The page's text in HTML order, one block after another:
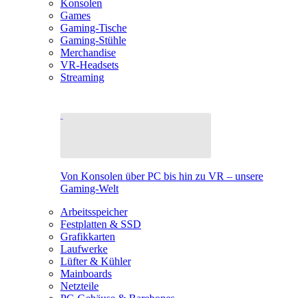
Konsolen
Games
Gaming-Tische
Gaming-Stühle
Merchandise
VR-Headsets
Streaming
Von Konsolen über PC bis hin zu VR – unsere
Gaming-Welt
Arbeitsspeicher
Festplatten & SSD
Grafikkarten
Laufwerke
Lüfter & Kühler
Mainboards
Netzteile